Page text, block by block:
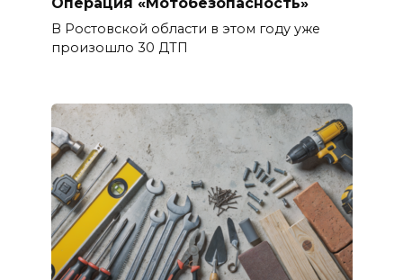
В Ростовской области в этом году уже
произошло 30 ДТП